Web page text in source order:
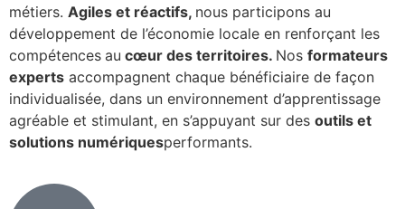
métiers. Agiles et réactifs, nous participons au
développement de l’économie locale en renforçant les
compétences au cœur des territoires. Nos formateurs
experts accompagnent chaque bénéficiaire de façon
individualisée, dans un environnement d’apprentissage
agréable et stimulant, en s’appuyant sur des outils et
solutions numériquesperformants.